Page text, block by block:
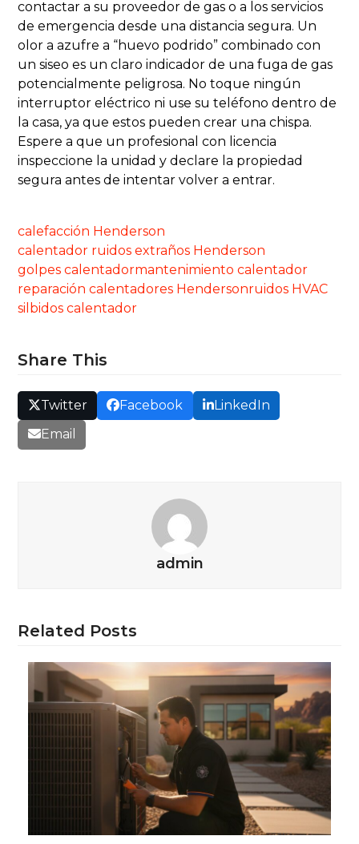
contactar a su proveedor de gas o a los servicios
de emergencia desde una distancia segura. Un
olor a azufre a “huevo podrido” combinado con
un siseo es un claro indicador de una fuga de gas
potencialmente peligrosa. No toque ningún
interruptor eléctrico ni use su teléfono dentro de
la casa, ya que estos pueden crear una chispa.
Espere a que un profesional con licencia
inspeccione la unidad y declare la propiedad
segura antes de intentar volver a entrar.
calefacción Henderson
calentador ruidos extraños Henderson
golpes calentadormantenimiento calentador
reparación calentadores Hendersonruidos HVAC
silbidos calentador
Share This
Twitter Facebook
LinkedIn
Email
admin
Related Posts